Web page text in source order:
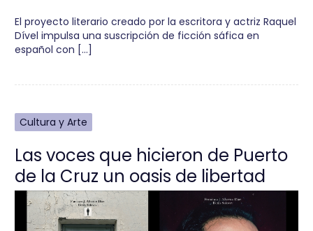
El proyecto literario creado por la escritora y actriz Raquel
Dível impulsa una suscripción de ficción sáfica en
español con […]
Cultura y Arte
Las voces que hicieron de Puerto
de la Cruz un oasis de libertad